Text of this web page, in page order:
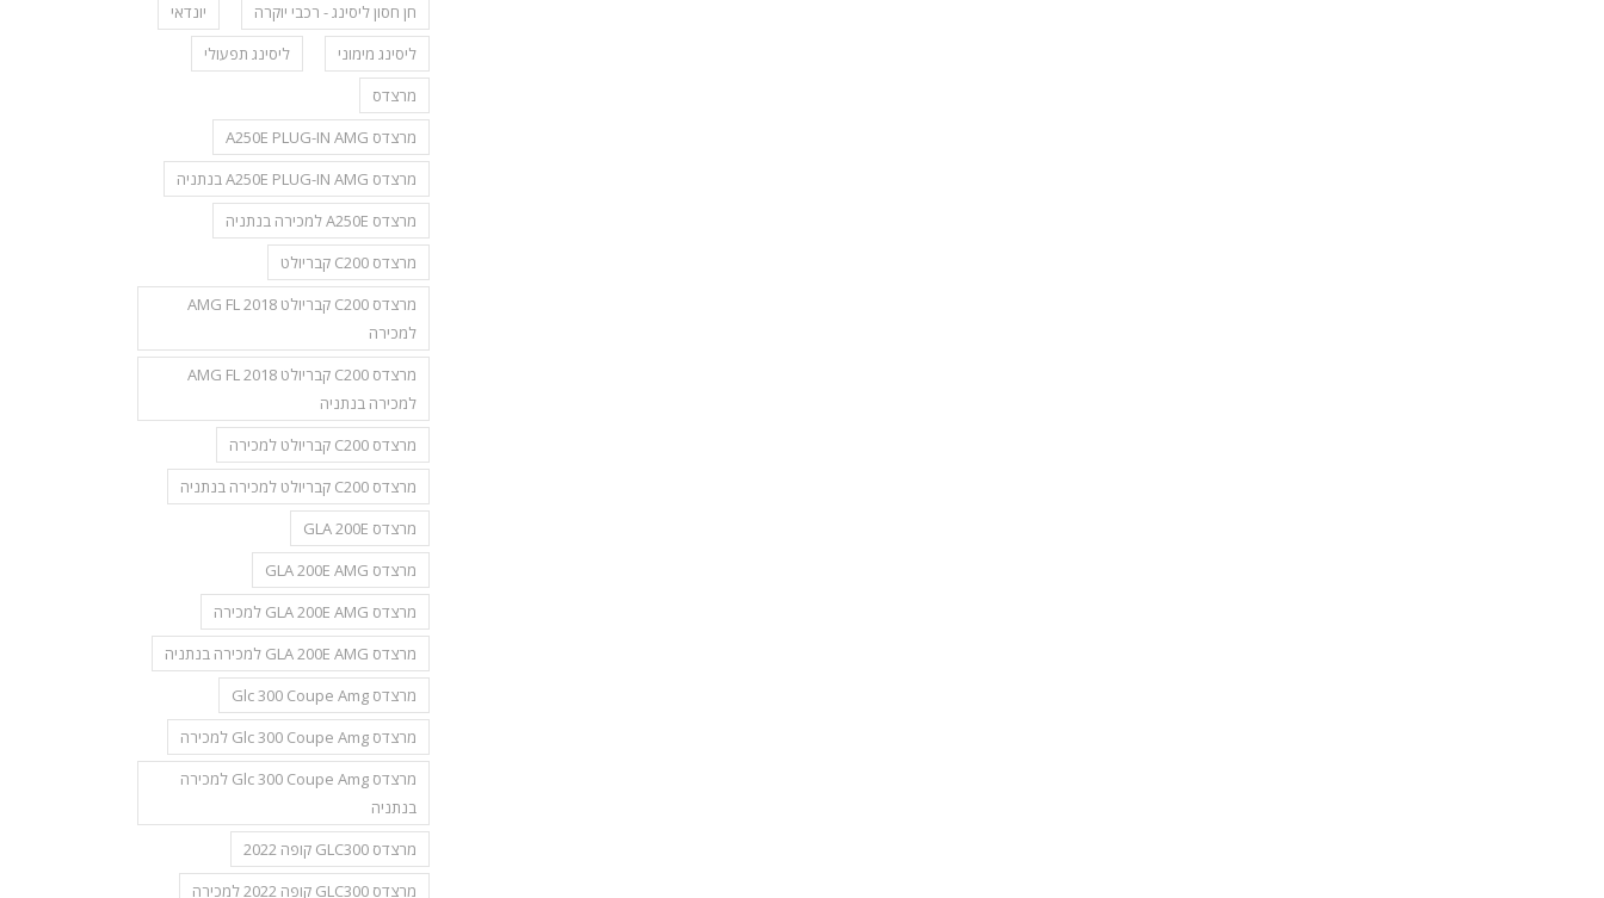
חן חסון ליסינג - רכבי יוקרה
יונדאי
ליסינג מימוני
ליסינג תפעולי
מרצדס
מרצדס A250E PLUG-IN AMG
מרצדס A250E PLUG-IN AMG בנתניה
מרצדס A250E למכירה בנתניה
מרצדס C200 קבריולט
מרצדס C200 קבריולט AMG FL 2018
למכירה
מרצדס C200 קבריולט AMG FL 2018
למכירה בנתניה
מרצדס C200 קבריולט למכירה
מרצדס C200 קבריולט למכירה בנתניה
מרצדס GLA 200E
מרצדס GLA 200E AMG
מרצדס GLA 200E AMG למכירה
מרצדס GLA 200E AMG למכירה בנתניה
מרצדס Glc 300 Coupe Amg
מרצדס Glc 300 Coupe Amg למכירה
מרצדס Glc 300 Coupe Amg למכירה
בנתניה
מרצדס GLC300 קופה 2022
מרצדס GLC300 קופה 2022 למכירה